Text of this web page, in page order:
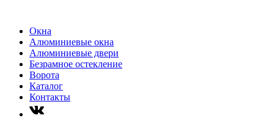
Окна
Алюминиевые окна
Алюминиевые двери
Безрамное остекление
Ворота
Каталог
Контакты